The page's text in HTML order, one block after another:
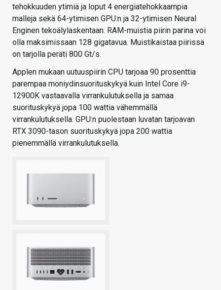
tehokkuuden ytimiä ja loput 4 energiatehokkaampia
malleja sekä 64-ytimisen GPU:n ja 32-ytimisen Neural
Enginen tekoälylaskentaan. RAM-muistia piirin parina voi
olla maksimissaan 128 gigatavua. Muistikaistaa piirissä
on tarjolla peräti 800 Gt/s.
Applen mukaan uutuuspiirin CPU tarjoaa 90 prosenttia
parempaa moniydinsuorituskykyä kuin Intel Core i9-
12900K vastaavalla virrankulutuksella ja samaa
suorituskykyä jopa 100 wattia vähemmällä
virrankulutuksella. GPU:n puolestaan luvatan tarjoavan
RTX 3090-tason suorituskykyä jopa 200 wattia
pienemmällä virrankulutuksella.